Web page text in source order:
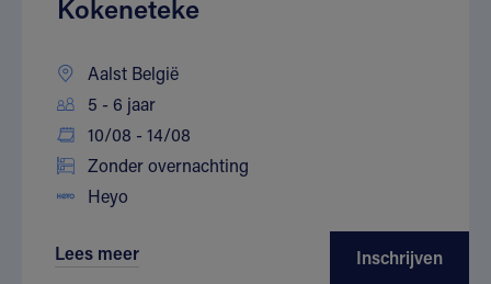
Kokeneteke
Aalst België
5 - 6 jaar
10/08 - 14/08
Zonder overnachting
Heyo
Lees meer Inschrijven